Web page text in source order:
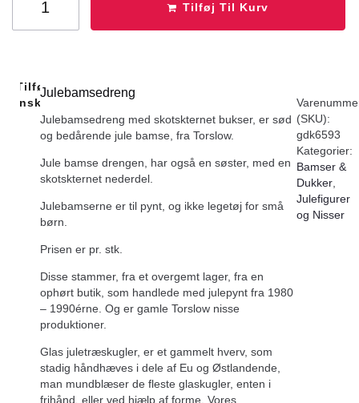
Tilføj Til Kurv
Tilføj Til
Ønskeliste
Julebamsedreng
Julebamsedreng med skotskternet bukser, er sød
og bedårende jule bamse, fra Torslow.
Jule bamse drengen, har også en søster, med en
skotskternet nederdel.
Julebamserne er til pynt, og ikke legetøj for små
børn.
Prisen er pr. stk.
Disse stammer, fra et overgemt lager, fra en
ophørt butik, som handlede med julepynt fra 1980
– 1990érne. Og er gamle Torslow nisse
produktioner.
Glas juletræskugler, er et gammelt hverv, som
stadig håndhæves i dele af Eu og Østlandende,
man mundblæser de fleste glaskugler, enten i
frihånd, eller ved hjælp af forme. Vores
(SKU):
gdk6593
Kategorier:
Bamser &
Dukker
Julefigurer
og Nisser